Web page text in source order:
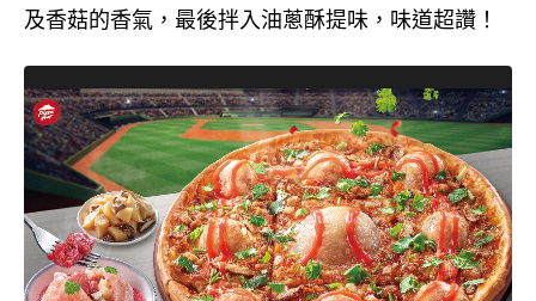
及香菇的香氣，最後拌入油蔥酥提味，味道超讚！